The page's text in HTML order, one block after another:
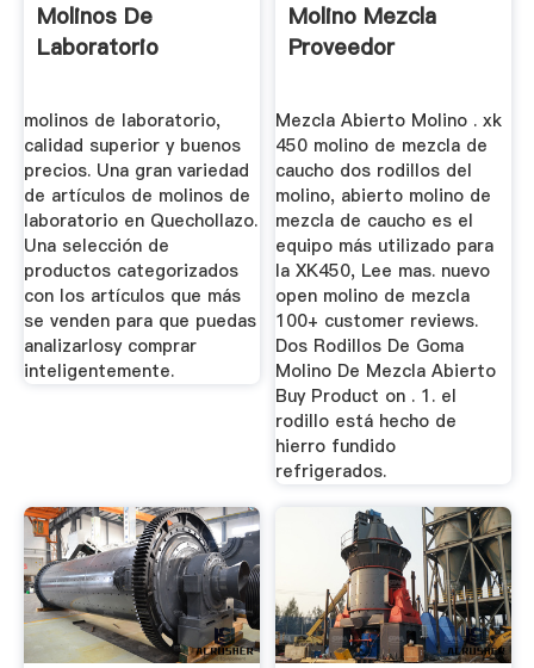
Molinos De
Laboratorio
molinos de laboratorio,
calidad superior y buenos
precios. Una gran variedad
de artículos de molinos de
laboratorio en Quechollazo.
Una selección de
productos categorizados
con los artículos que más
se venden para que puedas
analizarlosy comprar
inteligentemente.
Molino Mezcla
Proveedor
Mezcla Abierto Molino . xk
450 molino de mezcla de
caucho dos rodillos del
molino, abierto molino de
mezcla de caucho es el
equipo más utilizado para
la XK450, Lee mas. nuevo
open molino de mezcla
100+ customer reviews.
Dos Rodillos De Goma
Molino De Mezcla Abierto
Buy Product on . 1. el
rodillo está hecho de
hierro fundido
refrigerados.